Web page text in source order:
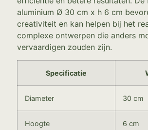
aluminium Ø 30 cm x h 6 cm
creativiteit en kan helpen bij het
complexe ontwerpen die anders
vervaardigen zouden zijn.
Specificatie
Diameter 30 cm
Hoogte 6 cm